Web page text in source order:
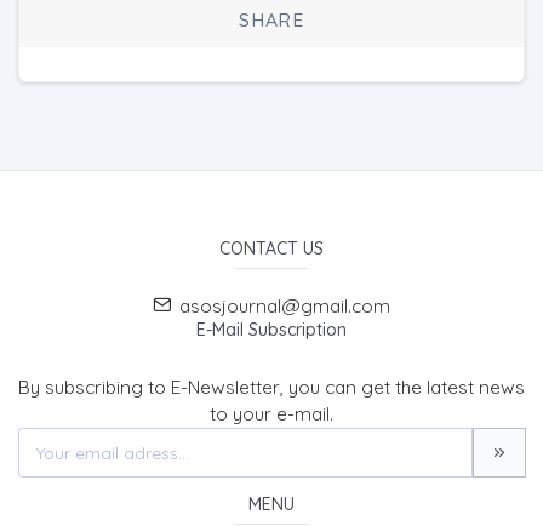
SHARE
CONTACT US
asosjournal@gmail.com
E-Mail Subscription
By subscribing to E-Newsletter, you can get the latest news
to your e-mail.
MENU